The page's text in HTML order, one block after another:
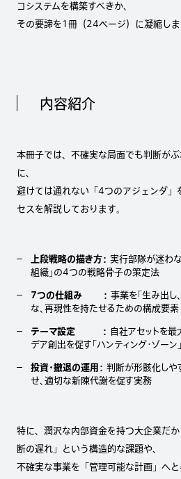
コシステムを構築すべきか、
その要諦を1冊（24ページ）に凝縮しま
内容紹介
本冊子では、不確実な局面でも判断が
に、
避けては通れない「4つのアジェンダ」
セスを解説しております。
上段戦略の描き方： 実行部隊が迷わな
組織」の4つの戦略骨子の策定法
7つの仕組み ： 事業を「生み出し
な、再現性を持たせるための構成要素
テーマ設定 ：
自社アセットを最
デア創出を促す「ハンティング・ゾーン
投資・撤退の運用： 判断が形骸化しや
せ、適切な新陳代謝を促す実務
特に、潤沢な内部資金を持つ大企業だ
断の遅れ」という構造的な課題や、
不確実な事業を「管理可能な計画」へ